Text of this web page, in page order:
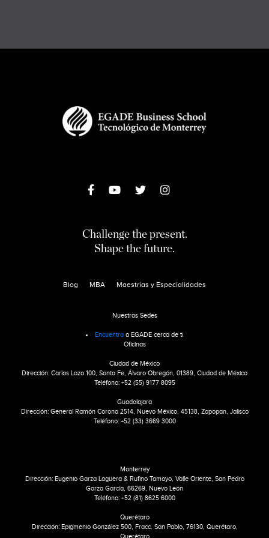
Challenge the present.
Shape the future.
Blog MBA Maestrías y Especialidades
Nuestras Sedes
Encuentra a EGADE cerca de ti
Oficinas
Ciudad de México
Dirección: Carlos Lazo 100, Santa Fe, Álvaro Obregón, 01389, Ciudad de México
Teléfono: +52 (55) 9177 8095
Guadalajara
Dirección: General Ramón Corona 2514, Nuevo México, 45138, Zapopan, Jalisco
Teléfono: +52 (33) 3669 3000
Monterrey
Dirección: Eugenio Garza Lagüera & Rufino Tamayo, Valle Oriente, San Pedro
Garza García, 66269, Nuevo León
Teléfono: +52 (81) 8625 6000
Querétaro
Dirección: Epigmenio González 500, Fracc. San Pablo, 76130, Querétaro,